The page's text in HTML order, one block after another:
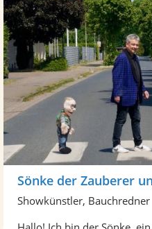
Sönke der Zauberer
Showkünstler, Bauchredner